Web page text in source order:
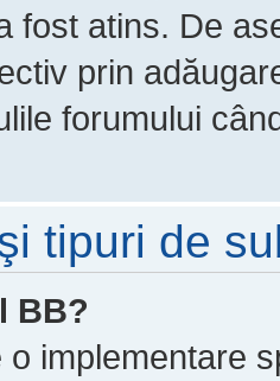
fost atins. De
prin
forumului
tipuri de
BB?
o implementare